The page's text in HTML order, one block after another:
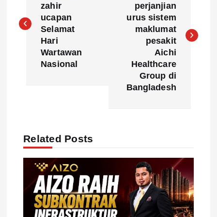
s
g
a
zahir
ucapan
Selamat
Hari
Wartawan
Nasional
perjanjian
urus sistem
maklumat
pesakit
Aichi
Healthcare
Group di
Bangladesh
Related Posts